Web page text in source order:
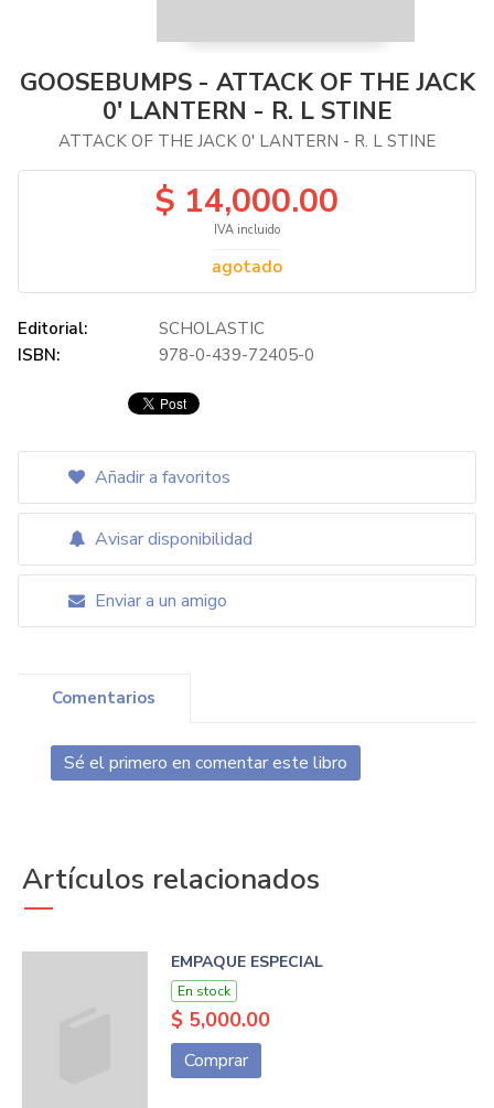
GOOSEBUMPS - ATTACK OF THE JACK
0' LANTERN - R. L STINE
ATTACK OF THE JACK 0' LANTERN - R. L STINE
$ 14,000.00
IVA incluido
agotado
Editorial:
SCHOLASTIC
ISBN:
978-0-439-72405-0
Añadir a favoritos
Avisar disponibilidad
Enviar a un amigo
Comentarios
Sé el primero en comentar este libro
Artículos relacionados
EMPAQUE ESPECIAL
En stock
$ 5,000.00
Comprar